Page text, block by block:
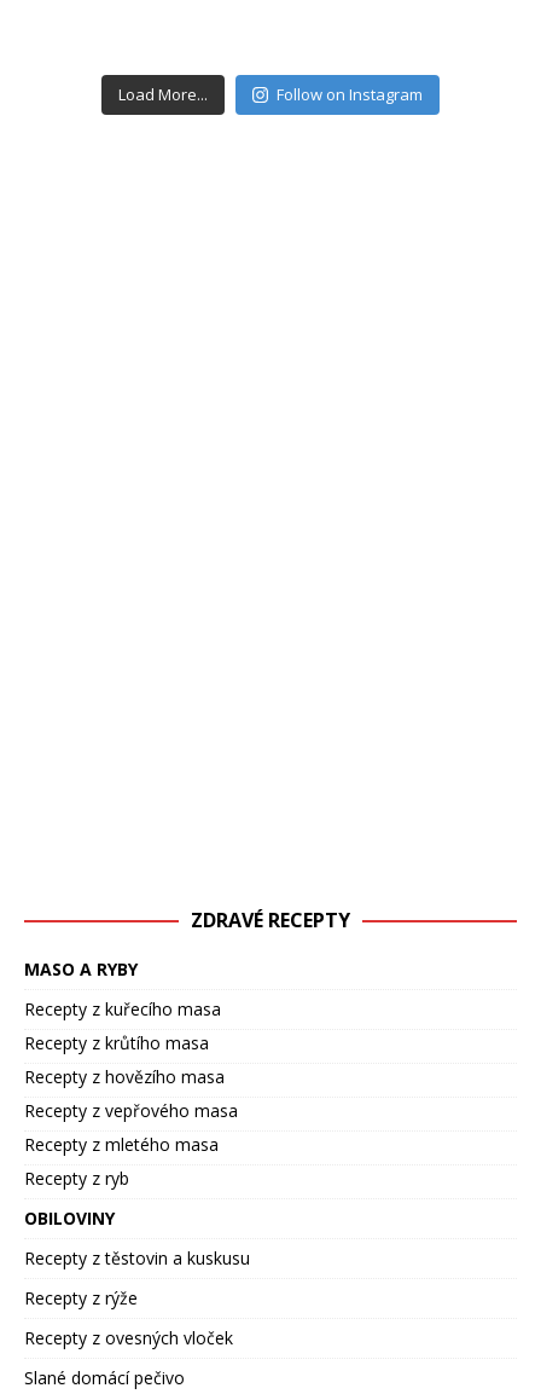
Load More... Follow on Instagram
ZDRAVÉ RECEPTY
MASO A RYBY
Recepty z kuřecího masa
Recepty z krůtího masa
Recepty z hovězího masa
Recepty z vepřového masa
Recepty z mletého masa
Recepty z ryb
OBILOVINY
Recepty z těstovin a kuskusu
Recepty z rýže
Recepty z ovesných vloček
Slané domácí pečivo